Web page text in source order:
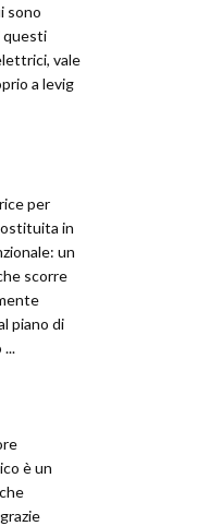
sono
questi
vale
a levig
per
in
un
scorre
piano di
...
è un